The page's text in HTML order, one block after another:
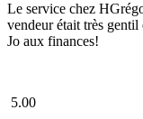
Le service chez
vendeur était très gentil
Jo aux finances!
5.00